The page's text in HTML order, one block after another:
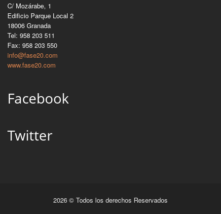
C/ Mozárabe, 1
Edificio Parque Local 2
18006 Granada
Tel: 958 203 511
Fax: 958 203 550
info@fase20.com
www.fase20.com
Facebook
Twitter
2026 © Todos los derechos Reservados